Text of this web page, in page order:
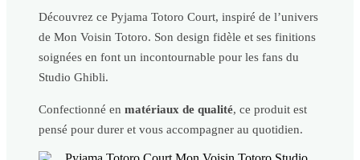
Découvrez ce Pyjama Totoro Court, inspiré de l’univers
de Mon Voisin Totoro. Son design fidèle et ses finitions
soignées en font un incontournable pour les fans du
Studio Ghibli.
Confectionné en matériaux de qualité, ce produit est
pensé pour durer et vous accompagner au quotidien.